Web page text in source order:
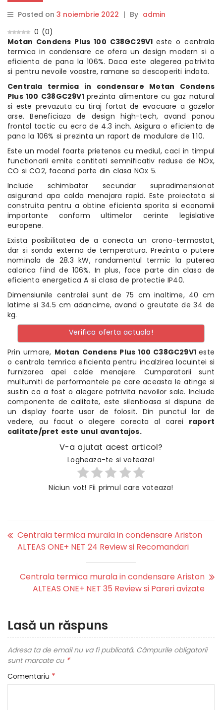
Posted on 3 noiembrie 2022 | By admin
0 (0)
Motan Condens Plus 100 C38GC29V1este o centrala
termica in condensare ce ofera un design modern si o
eficienta de pana la 106%. Daca este alegerea potrivita
si pentru nevoile voastre, ramane sa descoperiti indata.
Centrala termica in condensare Motan Condens
Plus 100 C38GC29V1 prezinta alimentare cu gaz natural
si este prevazuta cu tiraj fortat de evacuare a gazelor
arse. Beneficiaza de design high-tech, avand panou
frontal tactic cu ecra de 4.3 inch. Asigura o eficienta de
pana la 106% si prezinta un raport de modulare de 1:10.
Este un model foarte prietenos cu mediul, caci in timpul
functionarii emite cantitati semnificativ reduse de NOx,
CO si CO2, facand parte din clasa NOx 5.
Include schimbator secundar supradimensionat
asigurand apa calda menajara rapid. Este proiectata si
construita pentru a obtine eficienta sporita si economii
importante conform ultimelor cerinte legislative
europene.
Exista posibilitatea de a conecta un crono-termostat,
dar si sonda externa de temperatura. Prezinta o putere
nominala de 28.3 kW, randamentul termic la puterea
calorica fiind de 106%. In plus, face parte din clasa de
eficienta energetica A si clasa de protectie IP40.
Dimensiunile centralei sunt de 75 cm inaltime, 40 cm
latime si 34.5 cm adancime, avand o greutate de 34 de
kg.
Verifica oferta actuala!
Prin urmare, Motan Condens Plus 100 C38GC29V1este
o centrala temrica eficienta pentru incalzirea locuintei si
furnizarea apei calde menajere. Cumparatorii sunt
multumiti de performantele pe care aceasta le atinge si
sustin ca a fost o alegere potrivita nevoilor sale. Include
componente de calitate, este silentioasa si dispune de
un display foarte usor de folosit. Din punctul lor de
vedere, au facut o alegere corecta al carei raport
calitate/pret este unul avantajos.
V-a ajutat acest articol?
Logheaza-te si voteaza!
Niciun vot! Fii primul care voteaza!
Centrala termica murala in condensare Ariston
ALTEAS ONE+ NET 24 Review si Recomandari
Centrala termica murala in condensare Ariston
ALTEAS ONE+ NET 35 Review si Pareri avizate
Lasă un răspuns
Adresa ta de email nu va fi publicată. Câmpurile obligatorii
sunt marcate cu *
Comentariu *